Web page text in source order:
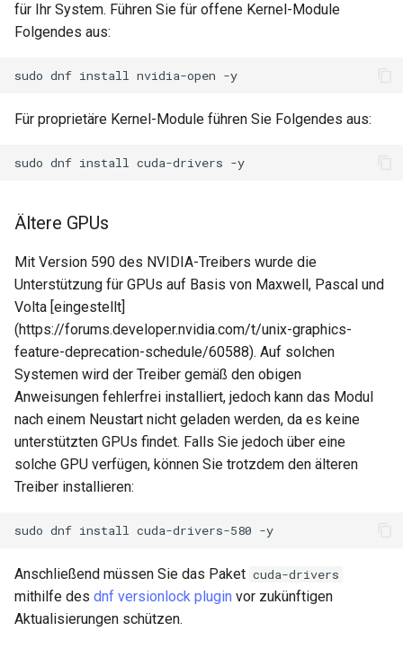
für Ihr System. Führen Sie für offene Kernel-Module
Folgendes aus:
sudo dnf install nvidia-open
Für proprietäre Kernel-Module führen Sie Folgendes aus:
sudo dnf install cuda-drivers
Ältere GPUs
Mit Version 590 des NVIDIA-Treibers wurde die
Unterstützung für GPUs auf Basis von Maxwell, Pascal und
Volta [eingestellt]
(https://forums.developer.nvidia.com/t/unix-graphics-
feature-deprecation-schedule/60588). Auf solchen
Systemen wird der Treiber gemäß den obigen
Anweisungen fehlerfrei installiert, jedoch kann das Modul
nach einem Neustart nicht geladen werden, da es keine
unterstützten GPUs findet. Falls Sie jedoch über eine
solche GPU verfügen, können Sie trotzdem den älteren
Treiber installieren:
sudo dnf install cuda-drivers-580
Anschließend müssen Sie das Paket cuda-drivers
mithilfe des dnf versionlock plugin vor zukünftigen
Aktualisierungen schützen.